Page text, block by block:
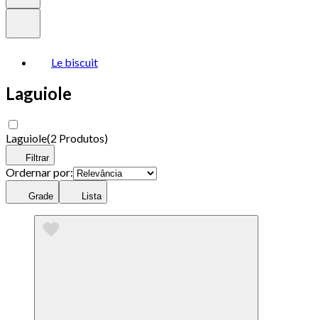
Le biscuit
Laguiole
Laguiole(2 Produtos)
Filtrar
Ordernar por:
Grade Lista